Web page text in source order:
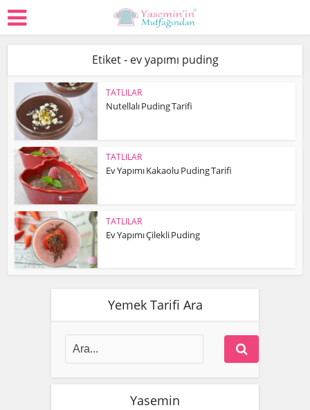
Etiket - ev yapımı puding
TATLILAR
Nutellalı Puding Tarifi
TATLILAR
Ev Yapımı Kakaolu Puding Tarifi
TATLILAR
Ev Yapımı Çilekli Puding
Yemek Tarifi Ara
Yasemin